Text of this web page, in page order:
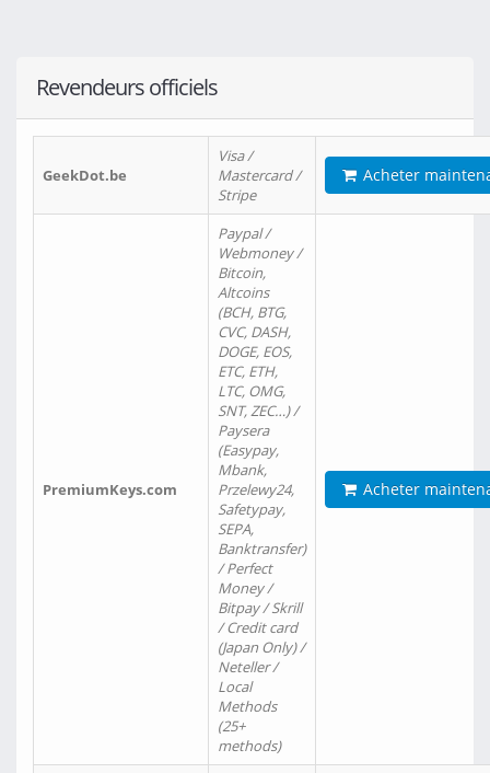
Revendeurs officiels
GeekDot.be
Visa /
Mastercard /
Stripe
Acheter
PremiumKeys.com
Paypal /
Webmoney /
Bitcoin,
Altcoins
(BCH, BTG,
CVC, DASH,
DOGE, EOS,
ETC, ETH,
LTC, OMG,
SNT, ZEC…) /
Paysera
(Easypay,
Mbank,
Przelewy24,
Safetypay,
SEPA,
Banktransfer)
/ Perfect
Money /
Bitpay / Skrill
/ Credit card
(Japan Only) /
Neteller /
Local
Methods
(25+
methods)
Acheter